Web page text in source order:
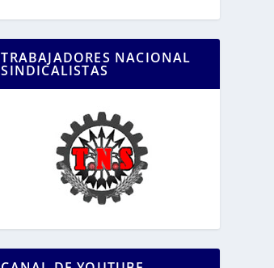
TRABAJADORES NACIONAL
SINDICALISTAS